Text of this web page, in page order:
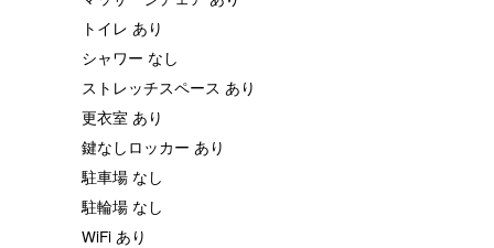
トイレ あり
シャワー なし
ストレッチスペース あり
更衣室 あり
鍵なしロッカー あり
駐車場 なし
駐輪場 なし
WiFi あり